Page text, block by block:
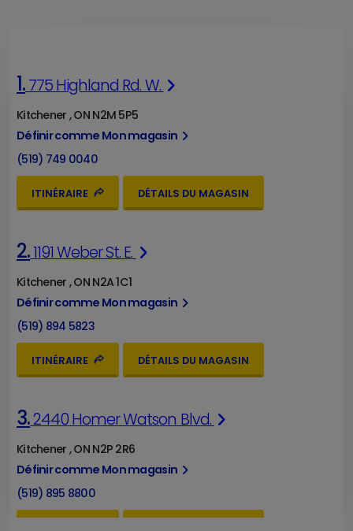
1.775 Highland Rd. W.
Kitchener , ON N2M 5P5
Définir comme Mon magasin
(519) 749 0040
ITINÉRAIRE DÉTAILS DU MAGASIN
2.1191 Weber St. E.
Kitchener , ON N2A 1C1
Définir comme Mon magasin
(519) 894 5823
ITINÉRAIRE DÉTAILS DU MAGASIN
3.2440 Homer Watson Blvd.
Kitchener , ON N2P 2R6
Définir comme Mon magasin
(519) 895 8800